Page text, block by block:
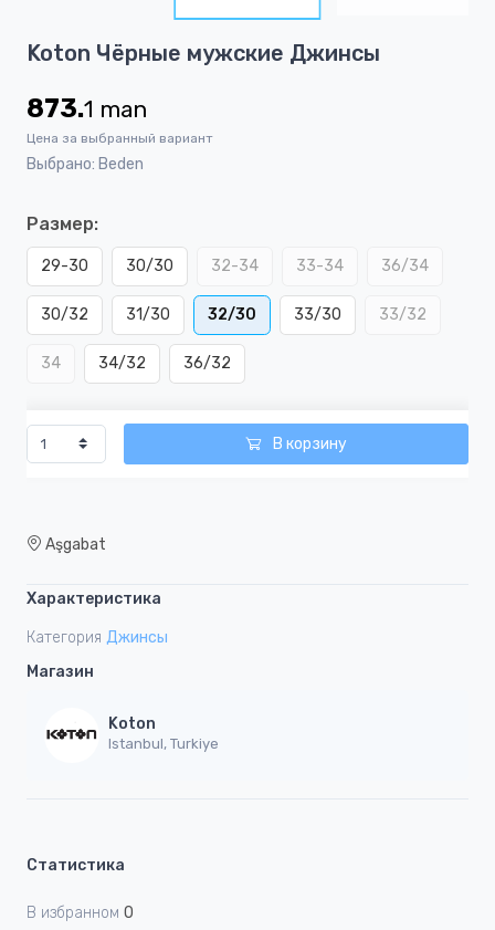
1
5
Koton Чёрные мужские Джинсы
873.1 man
Цена за выбранный вариант
Выбрано: Beden
Размер:
29-30 30/30 32-34 33-34 36/34
30/32 31/30 32/30 33/30 33/32
34 34/32 36/32
В корзину
Aşgabat
Характеристика
Категория Джинсы
Магазин
Koton
Istanbul, Turkiye
Статистика
В избранном 0